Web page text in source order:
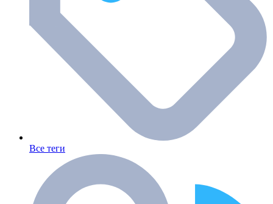
Все теги